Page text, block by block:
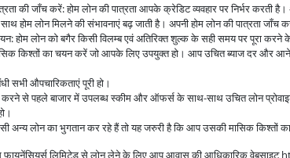
की जाँच करें: होम लोन की पात्रता आपके क्रेडिट व्यवहार पर निर्भर
होम लोन मिलने की संभावनाएं बढ़ जाती है। अपनी होम लोन की पात्रता
होम लोन को बगैर किसी विलम्ब एवं अतिरिक्त शुल्क के सही समय पर पूरा
किश्तों का चयन करें जो आपके लिए उपयुक्त हो। आप उचित ब्याज दर और
सभी औपचारिकताएं पूरी हो।
से पहले बाजार में उपलब्ध स्कीम और ऑफर्स के साथ-साथ उचित लोन
अन्य लोन का भुगतान कर रहे हैं तो यह जरुरी है कि आप उसकी मासिक किश्तों
लिमिटेड से लोन लेने के लिए आप आवास की आधिकारिक वेबसाइट